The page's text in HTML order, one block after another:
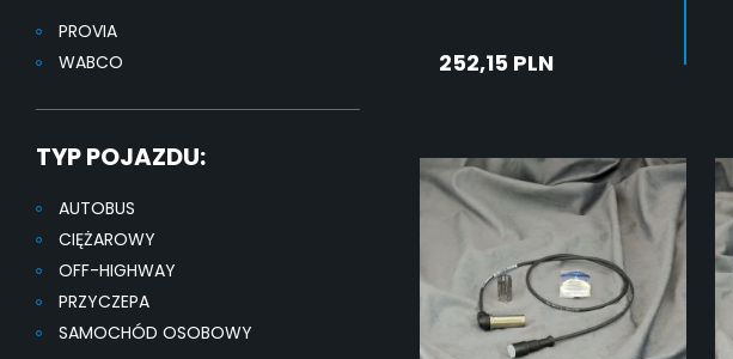
PROVIA
WABCO
TYP POJAZDU:
AUTOBUS
CIĘŻAROWY
OFF-HIGHWAY
PRZYCZEPA
SAMOCHÓD OSOBOWY
252,15 PLN
KOSZYKA